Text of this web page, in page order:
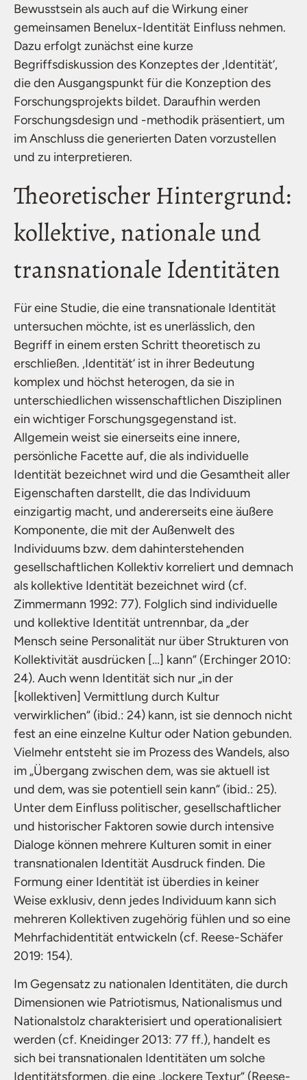
Bewusstsein als auch auf die Wirkung einer
gemeinsamen Benelux-Identität Einfluss nehmen.
Dazu erfolgt zunächst eine kurze
Begriffsdiskussion des Konzeptes der ‚Identität‘,
die den Ausgangspunkt für die Konzeption des
Forschungsprojekts bildet. Daraufhin werden
Forschungsdesign und -methodik präsentiert, um
im Anschluss die generierten Daten vorzustellen
und zu interpretieren.
Theoretischer Hintergrund:
kollektive, nationale und
transnationale Identitäten
Für eine Studie, die eine transnationale Identität
untersuchen möchte, ist es unerlässlich, den
Begriff in einem ersten Schritt theoretisch zu
erschließen. ‚Identität‘ ist in ihrer Bedeutung
komplex und höchst heterogen, da sie in
unterschiedlichen wissenschaftlichen Disziplinen
ein wichtiger Forschungsgegenstand ist.
Allgemein weist sie einerseits eine innere,
persönliche Facette auf, die als individuelle
Identität bezeichnet wird und die Gesamtheit aller
Eigenschaften darstellt, die das Individuum
einzigartig macht, und andererseits eine äußere
Komponente, die mit der Außenwelt des
Individuums bzw. dem dahinterstehenden
gesellschaftlichen Kollektiv korreliert und demnach
als kollektive Identität bezeichnet wird (cf.
Zimmermann 1992: 77). Folglich sind individuelle
und kollektive Identität untrennbar, da „der
Mensch seine Personalität nur über Strukturen von
Kollektivität ausdrücken […] kann“ (Erchinger 2010:
24). Auch wenn Identität sich nur „in der
[kollektiven] Vermittlung durch Kultur
verwirklichen“ (ibid.: 24) kann, ist sie dennoch nicht
fest an eine einzelne Kultur oder Nation gebunden.
Vielmehr entsteht sie im Prozess des Wandels, also
im „Übergang zwischen dem, was sie aktuell ist
und dem, was sie potentiell sein kann“ (ibid.: 25).
Unter dem Einfluss politischer, gesellschaftlicher
und historischer Faktoren sowie durch intensive
Dialoge können mehrere Kulturen somit in einer
transnationalen Identität Ausdruck finden. Die
Formung einer Identität ist überdies in keiner
Weise exklusiv, denn jedes Individuum kann sich
mehreren Kollektiven zugehörig fühlen und so eine
Mehrfachidentität entwickeln (cf. Reese-Schäfer
2019: 154).
Im Gegensatz zu nationalen Identitäten, die durch
Dimensionen wie Patriotismus, Nationalismus und
Nationalstolz charakterisiert und operationalisiert
werden (cf. Kneidinger 2013: 77 ff.), handelt es
sich bei transnationalen Identitäten um solche
Identitätsformen, die eine „lockere Textur“ (Reese-